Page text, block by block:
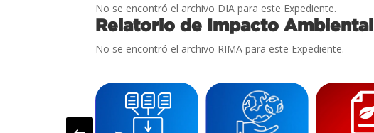
No se encontró el archivo DIA para este Expediente.
Relatorio de Impacto Ambiental
No se encontró el archivo RIMA para este Expediente.